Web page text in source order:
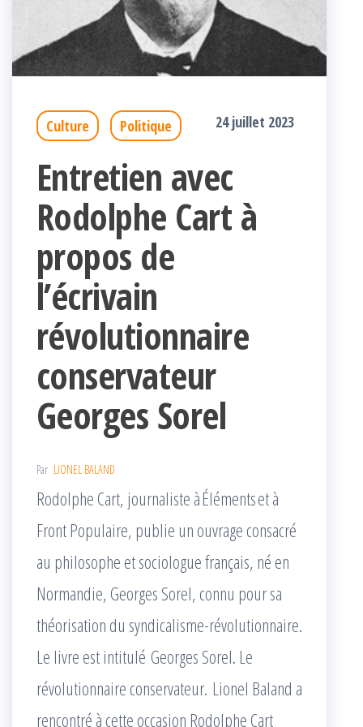
Culture Politique 24 juillet 2023
Entretien avec
Rodolphe Cart à
propos de
l’écrivain
révolutionnaire
conservateur
Georges Sorel
Par LIONEL BALAND
Rodolphe Cart, journaliste à Éléments et à
Front Populaire, publie un ouvrage consacré
au philosophe et sociologue français, né en
Normandie, Georges Sorel, connu pour sa
théorisation du syndicalisme-révolutionnaire.
Le livre est intitulé Georges Sorel. Le
révolutionnaire conservateur. Lionel Baland a
rencontré à cette occasion Rodolphe Cart